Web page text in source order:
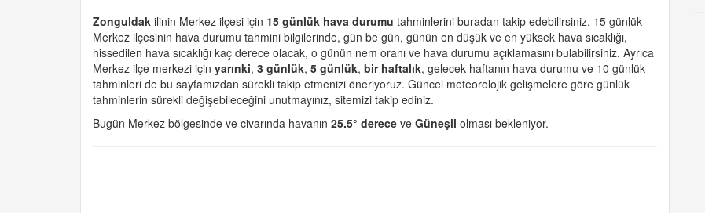
Zonguldak ilinin Merkez ilçesi için 15 günlük hava durumu tahminlerini buradan takip edebilirsiniz. 15 günlük
Merkez ilçesinin hava durumu tahmini bilgilerinde, gün be gün, günün en düşük ve en yüksek hava sıcaklığı,
hissedilen hava sıcaklığı kaç derece olacak, o günün nem oranı ve hava durumu açıklamasını bulabilirsiniz. Ayrıca
Merkez ilçe merkezi için yarınki, 3 günlük, 5 günlük, bir haftalık, gelecek haftanın hava durumu ve 10 günlük
tahminleri de bu sayfamızdan sürekli takip etmenizi öneriyoruz. Güncel meteorolojik gelişmelere göre günlük
tahminlerin sürekli değişebileceğini unutmayınız, sitemizi takip ediniz.
Bugün Merkez bölgesinde ve civarında havanın 25.5° derece ve Güneşli olması bekleniyor.